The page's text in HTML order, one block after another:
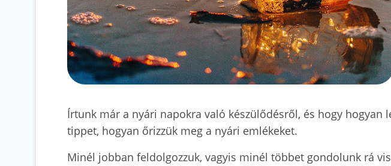
Írtunk már a nyári napokra való készülődésről, és hogy
tippet, hogyan őrizzük meg a nyári emlékeket.
Minél jobban feldolgozzuk, vagyis minél többet gondolunk rá